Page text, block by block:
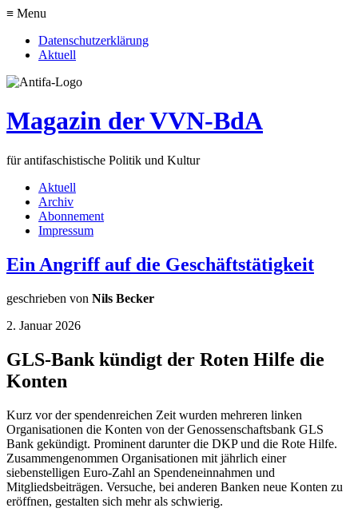
≡ Menu
Datenschutzerklärung
Aktuell
Magazin der VVN-BdA
für antifaschistische Politik und Kultur
Aktuell
Archiv
Abonnement
Impressum
Ein Angriff auf die Geschäftstätigkeit
geschrieben von Nils Becker
2. Januar 2026
GLS-Bank kündigt der Roten Hilfe die
Konten
Kurz vor der spendenreichen Zeit wurden mehreren linken
Organisationen die Konten von der Genossenschaftsbank GLS
Bank gekündigt. Prominent darunter die DKP und die Rote Hilfe.
Zusammengenommen Organisationen mit jährlich einer
siebenstelligen Euro-Zahl an Spendeneinnahmen und
Mitgliedsbeiträgen. Versuche, bei anderen Banken neue Konten zu
eröffnen, gestalten sich mehr als schwierig.